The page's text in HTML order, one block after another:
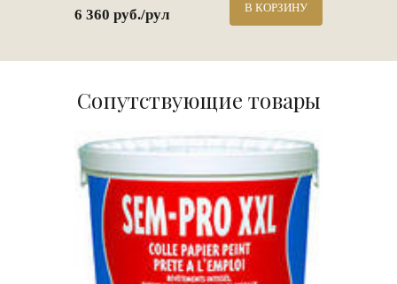
6 360 руб./рул В КОРЗИНУ
Сопутствующие товары